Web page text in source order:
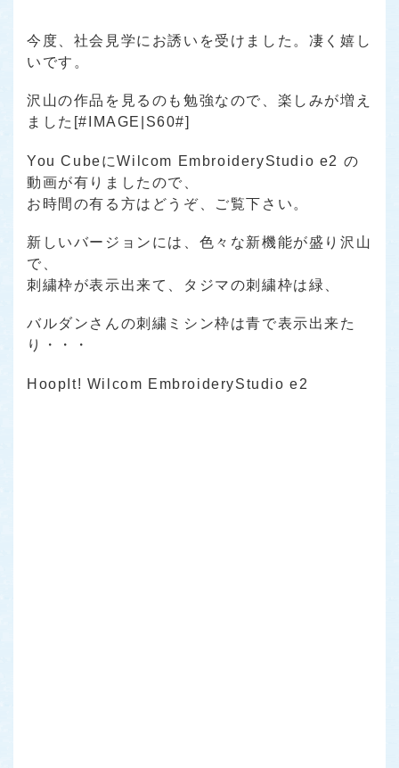
今度、社会見学にお誘いを受けました。凄く嬉し
いです。
沢山の作品を見るのも勉強なので、楽しみが増え
ました[#IMAGE|S60#]
You CubeにWilcom EmbroideryStudio e2 の
動画が有りましたので、
お時間の有る方はどうぞ、ご覧下さい。
新しいバージョンには、色々な新機能が盛り沢山
で、
刺繍枠が表示出来て、タジマの刺繍枠は緑、
バルダンさんの刺繍ミシン枠は青で表示出来た
り・・・
HoopIt! Wilcom EmbroideryStudio e2